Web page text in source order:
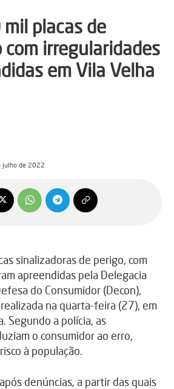
placas de
com irregularidades
em Vila Velha
julho de 2022
sinalizadoras de perigo, com
apreendidas pela Delegacia
do Consumidor (Decon),
na quarta-feira (27), em
Segundo a polícia, as
o consumidor ao erro,
à população.
denúncias, a partir das quais